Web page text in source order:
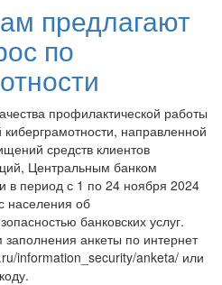
предлагают
по
профилактической работы
направленной
средств клиентов
Центральным банком
в период с 1 по 24 ноября 2024
населения об
банковских услуг.
анкеты по интернет
information_security/anketa/ или